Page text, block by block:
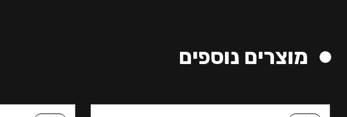
מוצרים נוספים